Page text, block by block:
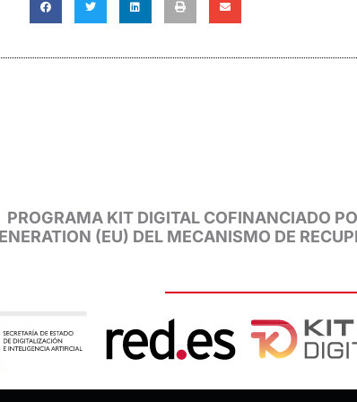
PROGRAMA KIT DIGITAL COFINANCIADO
(EU) DEL MECANISMO DE